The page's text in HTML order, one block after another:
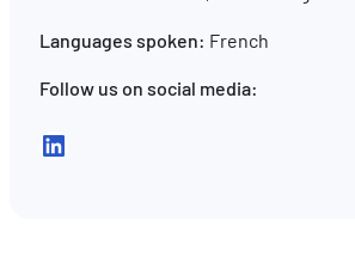
Languages spoken: French
Follow us on social media:
LinkedIn